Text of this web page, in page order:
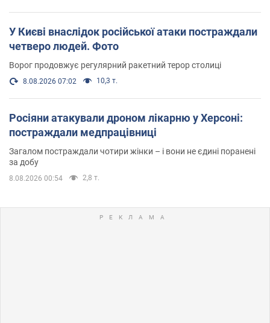
У Києві внаслідок російської атаки постраждали
четверо людей. Фото
Ворог продовжує регулярний ракетний терор столиці
8.08.2026 07:02 10,3 т.
Росіяни атакували дроном лікарню у Херсоні:
постраждали медпрацівниці
Загалом постраждали чотири жінки – і вони не єдині поранені
за добу
8.08.2026 00:54 2,8 т.